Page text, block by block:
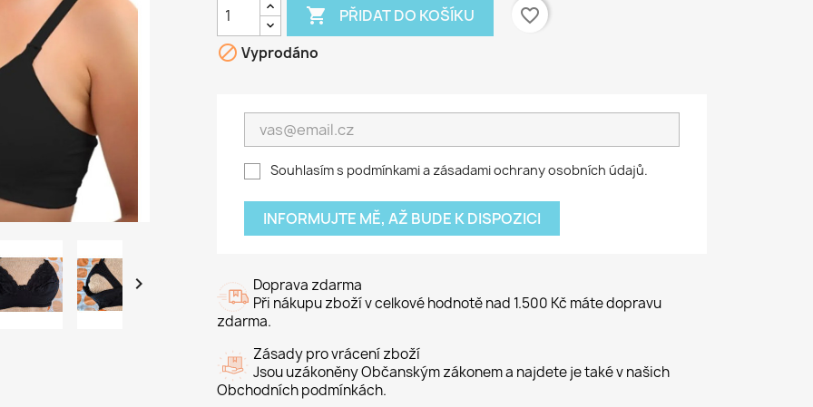

 PŘIDAT DO KOŠÍKU
favorite_border
 Vyprodáno
Souhlasím s podmínkami a zásadami ochrany osobních údajů.
INFORMUJTE MĚ, AŽ BUDE K DISPOZICI
Doprava zdarma
Při nákupu zboží v celkové hodnotě nad 1.500 Kč máte dopravu
zdarma.
Zásady pro vrácení zboží
Jsou uzákoněny Občanským zákonem a najdete je také v našich
Obchodních podmínkách.